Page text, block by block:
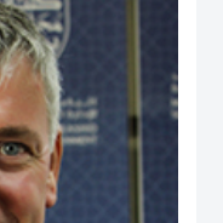
(فيجي)، وجامعة بروناي دار
عمل في كلية الأعمال،
برنامج لدراسات الخريجين. ومنذ
بنشاط كبير في إجراء البحوث حيث
عدد من الكتب التي قام بتحريرها.